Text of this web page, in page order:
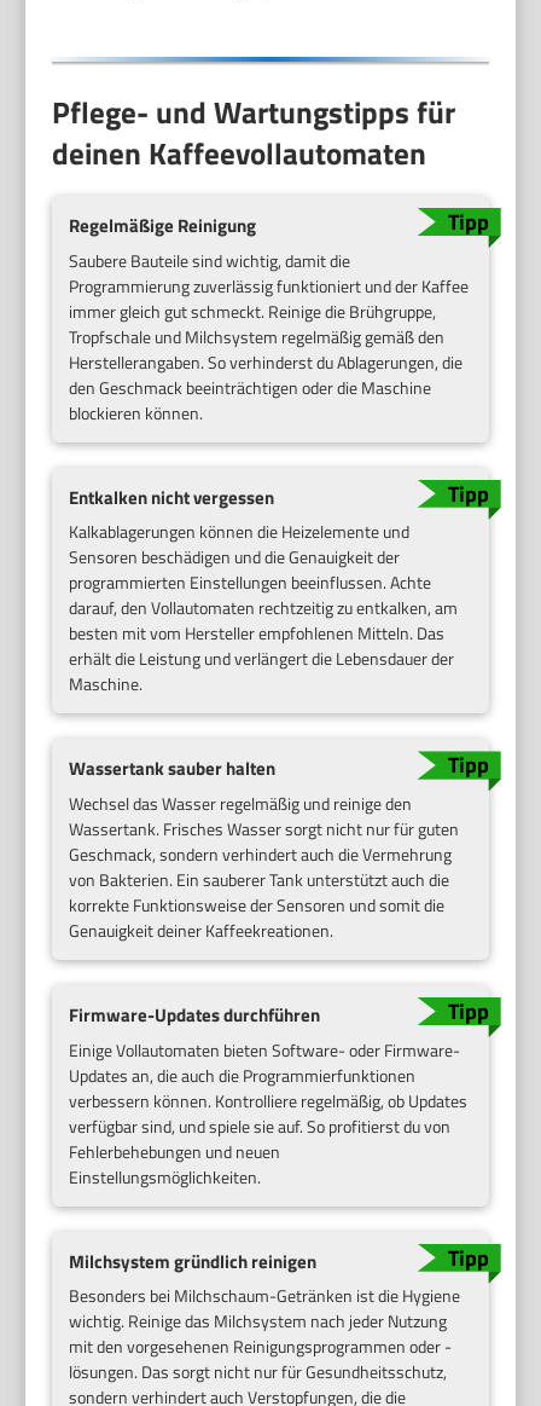
Pflege- und Wartungstipps für
deinen Kaffeevollautomaten
Regelmäßige Reinigung
Saubere Bauteile sind wichtig, damit die
Programmierung zuverlässig funktioniert und der Kaffee
immer gleich gut schmeckt. Reinige die Brühgruppe,
Tropfschale und Milchsystem regelmäßig gemäß den
Herstellerangaben. So verhinderst du Ablagerungen, die
den Geschmack beeinträchtigen oder die Maschine
blockieren können.
Entkalken nicht vergessen
Kalkablagerungen können die Heizelemente und
Sensoren beschädigen und die Genauigkeit der
programmierten Einstellungen beeinflussen. Achte
darauf, den Vollautomaten rechtzeitig zu entkalken, am
besten mit vom Hersteller empfohlenen Mitteln. Das
erhält die Leistung und verlängert die Lebensdauer der
Maschine.
Wassertank sauber halten
Wechsel das Wasser regelmäßig und reinige den
Wassertank. Frisches Wasser sorgt nicht nur für guten
Geschmack, sondern verhindert auch die Vermehrung
von Bakterien. Ein sauberer Tank unterstützt auch die
korrekte Funktionsweise der Sensoren und somit die
Genauigkeit deiner Kaffeekreationen.
Firmware-Updates durchführen
Einige Vollautomaten bieten Software- oder Firmware-
Updates an, die auch die Programmierfunktionen
verbessern können. Kontrolliere regelmäßig, ob Updates
verfügbar sind, und spiele sie auf. So profitierst du von
Fehlerbehebungen und neuen
Einstellungsmöglichkeiten.
Milchsystem gründlich reinigen
Besonders bei Milchschaum-Getränken ist die Hygiene
wichtig. Reinige das Milchsystem nach jeder Nutzung
mit den vorgesehenen Reinigungsprogrammen oder -
lösungen. Das sorgt nicht nur für Gesundheitsschutz,
sondern verhindert auch Verstopfungen, die die